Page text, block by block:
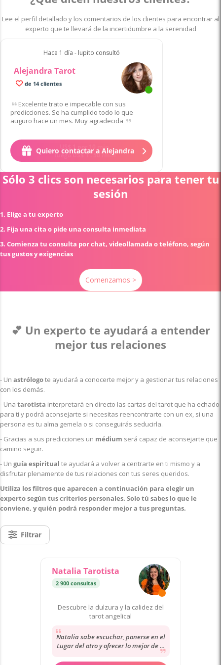
Lee el perfil detallado y los comentarios de los clientes para encontrar al
experto que te llevará de la incertidumbre a la serenidad
Hace 1 día - lupito consultó
Alejandra Tarot
de 14 clientes
Excelente trato e impecable con sus
predicciones. Se ha cumplido todo lo que
auguro hace un mes. Muy agradecida
Quiero contactar a Alejandra
Sólo 3 clics son necesarios para tener tu
sesión
1. Elige a tu experto
2. Fija una cita o pide una consulta inmediata
3. Comienza tu consulta por chat, videollamada o teléfono, según
tus gustos y exigencias
Comenzamos >
💕 Un experto te ayudará a entender
mejor tus relaciones
- Un astrólogote ayudará a conocerte mejor y a gestionar tus relaciones
con los demás.
- Una tarotista interpretará en directo las cartas del tarot que ha echado
para ti y podrá aconsejarte si necesitas reencontrarte con un ex, si una
persona es tu alma gemela o si conseguirás seducirla.
- Gracias a sus predicciones un médium será capaz de aconsejarte que
camino seguir.
- Un guía espiritual te ayudará a volver a centrarte en ti mismo y a
disfrutar plenamente de tus relaciones con tus seres queridos.
Utiliza los filtros que aparecen a continuación para elegir un
experto según tus criterios personales. Solo tú sabes lo que le
conviene, y quién podrá responder mejor a tus preguntas.
Filtrar
Natalia Tarotista
2 900 consultas
Descubre la dulzura y la calidez del
tarot angelical
Natalia sabe escuchar, ponerse en el
Lugar del otro y ofrecer lo mejor de sí